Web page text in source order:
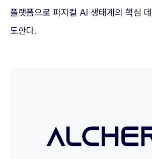
플랫폼으로 피지컬 AI 생태계의 핵심
도한다.